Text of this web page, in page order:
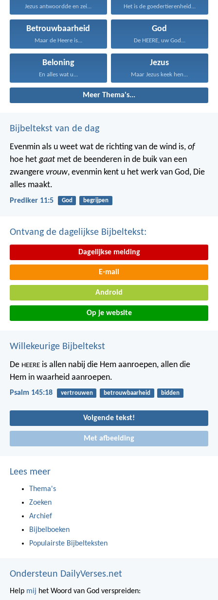
Jezus antwoordde en zei... Het is de goedertierenheid...
Betrouwbaarheid
Maar de Heere is...
God
De HEERE, uw God...
Beloning
En alles wat u...
Jezus
Maar Jezus keek hen...
Meer Thema's...
Bijbeltekst van de dag
Evenmin als u weet wat de richting van de wind is, of
hoe hetgaat met de beenderen in de buik van een
zwangere vrouw, evenmin kent u het werk van God, Die
alles maakt.
Prediker 11:5 God begrijpen
Ontvang de dagelijkse Bijbeltekst:
Dagelijkse melding
E-mail
Android
Op je website
Willekeurige Bijbeltekst
De HEERE is allen nabij die Hem aanroepen, allen die
Hem in waarheid aanroepen.
Psalm 145:18 vertrouwen betrouwbaarheid bidden
Volgende tekst!
Met afbeelding
Lees meer
Thema's
Zoeken
Archief
Bijbelboeken
Populairste Bijbelteksten
Ondersteun DailyVerses.net
Help mij het Woord van God verspreiden: